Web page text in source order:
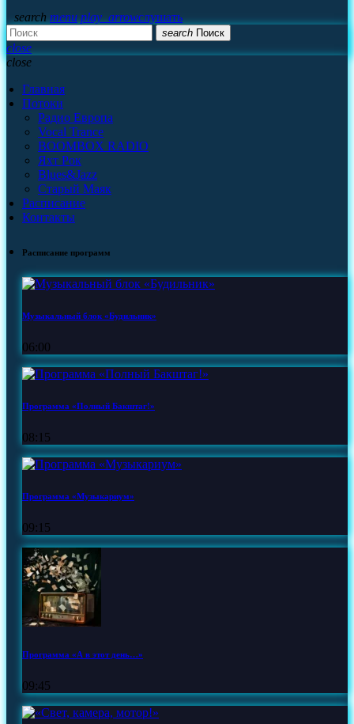
search menu play_arrowслушать
search Поиск
close
close
Главная
Потоки
Радио Европа
Vocal Trance
BOOMBOX RADIO
Яхт Рок
Blues&Jazz
Старый Маяк
Расписание
Контакты
Расписание программ
Музыкальный блок «Будильник»
06:00
Программа «Полный Бакштаг!»
08:15
Программа «Музыкариум»
09:15
Программа «А в этот день…»
09:45